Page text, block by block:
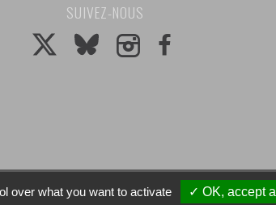
SUIVEZ-NOUS
over what you want to activate ✓ OK, accept all